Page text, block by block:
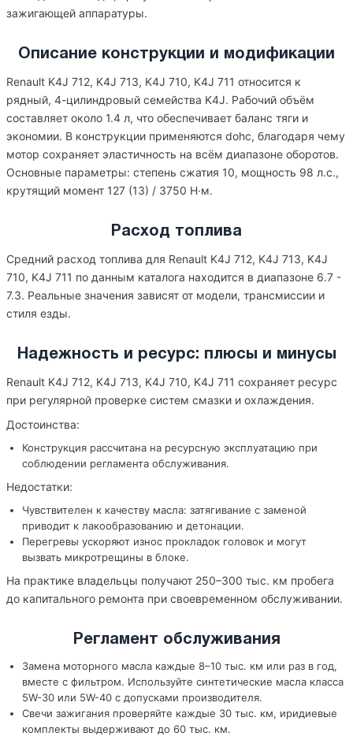
зажигающей аппаратуры.
Описание конструкции и модификации
Renault K4J 712, K4J 713, K4J 710, K4J 711 относится к
рядный, 4-цилиндровый семейства K4J. Рабочий объём
составляет около 1.4 л, что обеспечивает баланс тяги и
экономии. В конструкции применяются dohc, благодаря чему
мотор сохраняет эластичность на всём диапазоне оборотов.
Основные параметры: степень сжатия 10, мощность 98 л.с.,
крутящий момент 127 (13) / 3750 Н·м.
Расход топлива
Средний расход топлива для Renault K4J 712, K4J 713, K4J
710, K4J 711 по данным каталога находится в диапазоне 6.7 -
7.3. Реальные значения зависят от модели, трансмиссии и
стиля езды.
Надежность и ресурс: плюсы и минусы
Renault K4J 712, K4J 713, K4J 710, K4J 711 сохраняет ресурс
при регулярной проверке систем смазки и охлаждения.
Достоинства:
Конструкция рассчитана на ресурсную эксплуатацию при
соблюдении регламента обслуживания.
Недостатки:
Чувствителен к качеству масла: затягивание с заменой
приводит к лакообразованию и детонации.
Перегревы ускоряют износ прокладок головок и могут
вызвать микротрещины в блоке.
На практике владельцы получают 250–300 тыс. км пробега
до капитального ремонта при своевременном обслуживании.
Регламент обслуживания
Замена моторного масла каждые 8–10 тыс. км или раз в год,
вместе с фильтром. Используйте синтетические масла класса
5W-30 или 5W-40 с допусками производителя.
Свечи зажигания проверяйте каждые 30 тыс. км, иридиевые
комплекты выдерживают до 60 тыс. км.